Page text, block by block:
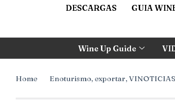
DESCARGAS GUIA
Wine Up Guide
Home Enoturismo, exportar, VINOTICIAS